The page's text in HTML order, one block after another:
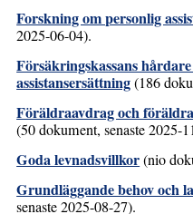
Forskning om personlig
2025-06-04).
Försäkringskassans
assistansersättning(186
Föräldraavdrag och
(50 dokument, senaste 2025-
Goda levnadsvillkor(nio
Grundläggande behov och
senaste 2025-08-27).